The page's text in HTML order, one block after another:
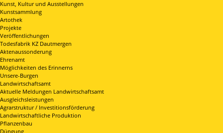
Kunst, Kultur und Ausstellungen
Kunstsammlung
Artothek
Projekte
Veröffentlichungen
Todesfabrik KZ Dautmergen
Aktenaussonderung
Ehrenamt
Möglichkeiten des Erinnerns
Unsere-Burgen
Landwirtschaftsamt
Aktuelle Meldungen Landwirtschaftsamt
Ausgleichsleistungen
Agrarstruktur / Investitionsförderung
Landwirtschaftliche Produktion
Pflanzenbau
Düngung